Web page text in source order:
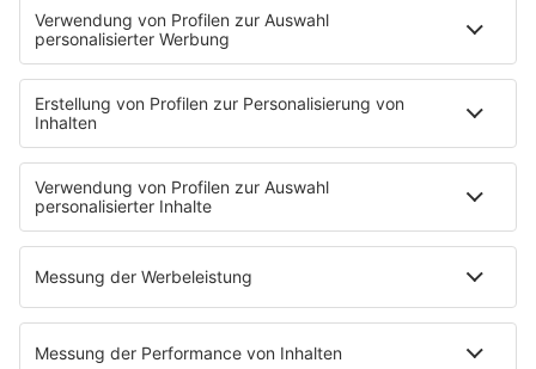
Musik
News
HITstory
Was macht eigentlich?
Listing
Back to the 90s
Mitmachen
Aktionen & Events
90s90s Countdown